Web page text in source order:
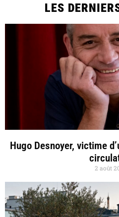
LES
Hugo Desnoyer, victime
2 août